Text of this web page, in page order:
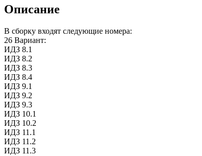
Описание
В сборку входят следующие номера:
26 Вариант:
ИДЗ 8.1
ИДЗ 8.2
ИДЗ 8.3
ИДЗ 8.4
ИДЗ 9.1
ИДЗ 9.2
ИДЗ 9.3
ИДЗ 10.1
ИДЗ 10.2
ИДЗ 11.1
ИДЗ 11.2
ИДЗ 11.3